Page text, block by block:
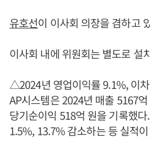
유호선이 이사회 의장을 겸하고
이사회 내에 위원회는 별도로 설
△2024년 영업이익률 9.1%, 이
AP시스템은 2024년 매출 5167
당기순이익 518억 원을 기록했
1.5%, 13.7% 감소하는 등 실적